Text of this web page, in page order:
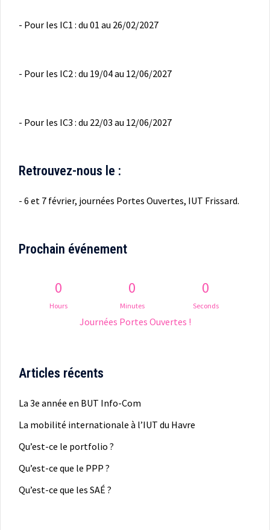
- Pour les IC1 : du 01 au 26/02/2027
- Pour les IC2 : du 19/04 au 12/06/2027
- Pour les IC3 : du 22/03 au 12/06/2027
Retrouvez-nous le :
- 6 et 7 février, journées Portes Ouvertes, IUT Frissard.
Prochain événement
0
Hours
0
Minutes
0
Seconds
Journées Portes Ouvertes !
Articles récents
La 3e année en BUT Info-Com
La mobilité internationale à l’IUT du Havre
Qu’est-ce le portfolio ?
Qu’est-ce que le PPP ?
Qu’est-ce que les SAÉ ?